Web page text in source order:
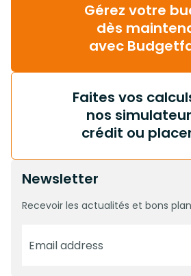
Gérez votre
dès
avec
Faites vos
nos
crédit ou
Newsletter
Recevoir les actualités et bons